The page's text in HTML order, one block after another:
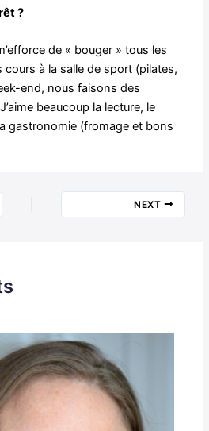
?
de « bouger » tous les
à la salle de sport (pilates,
end, nous faisons des
beaucoup la lecture, le
gastronomie (fromage et bons
NEXT